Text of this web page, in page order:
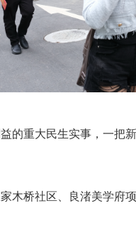
的重大民生实事，一把
木桥社区、良渚美学府